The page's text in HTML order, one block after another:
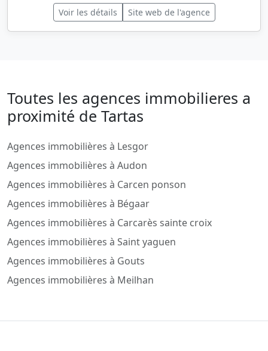
Voir les détails Site web de l'agence
Toutes les agences immobilieres a
proximité de Tartas
Agences immobilières à Lesgor
Agences immobilières à Audon
Agences immobilières à Carcen ponson
Agences immobilières à Bégaar
Agences immobilières à Carcarès sainte croix
Agences immobilières à Saint yaguen
Agences immobilières à Gouts
Agences immobilières à Meilhan